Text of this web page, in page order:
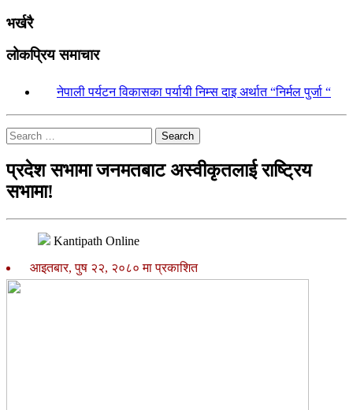
भर्खरै
लोकप्रिय समाचार
नेपाली पर्यटन विकासका पर्यायी निम्स दाइ अर्थात “निर्मल पुर्जा “
Search
प्रदेश सभामा जनमतबाट अस्वीकृतलाई राष्ट्रिय
सभामा!
Kantipath Online
आइतबार, पुष २२, २०८० मा प्रकाशित